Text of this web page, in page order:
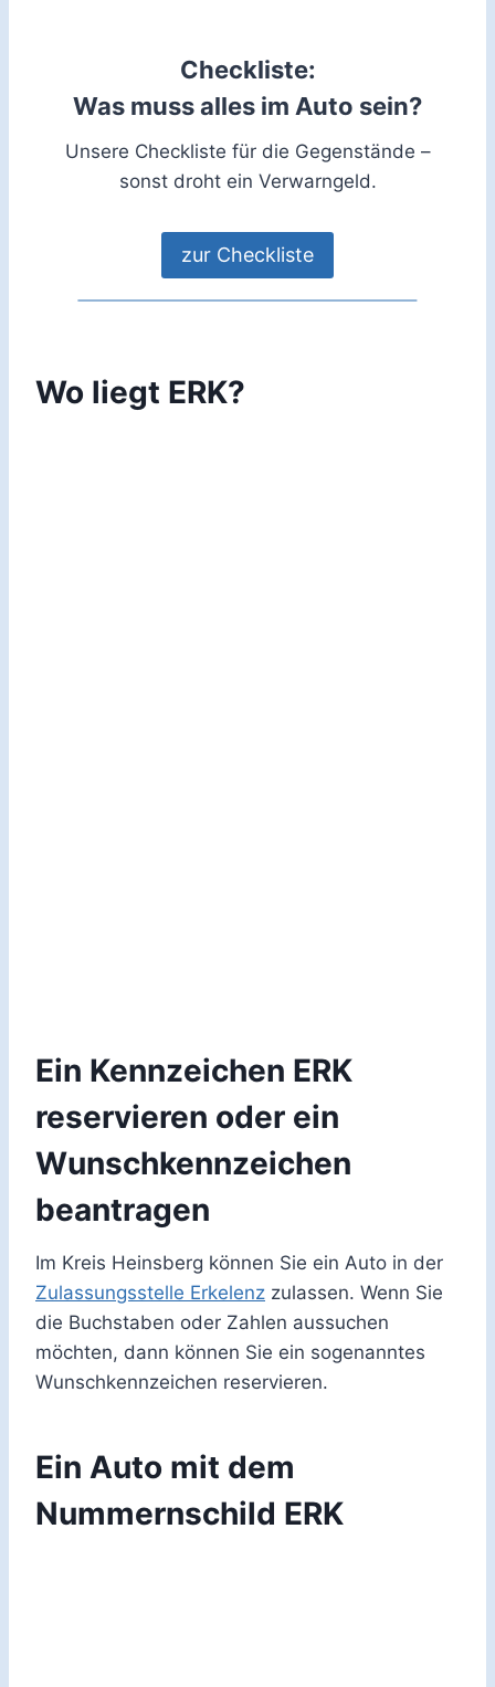
Checkliste:
Was muss alles im Auto sein?
Unsere Checkliste für die Gegenstände –
sonst droht ein Verwarngeld.
zur Checkliste
Wo liegt ERK?
Ein Kennzeichen ERK
reservieren oder ein
Wunschkennzeichen
beantragen
Im Kreis Heinsberg können Sie ein Auto in der
Zulassungsstelle Erkelenz zulassen. Wenn Sie
die Buchstaben oder Zahlen aussuchen
möchten, dann können Sie ein sogenanntes
Wunschkennzeichen reservieren.
Ein Auto mit dem
Nummernschild ERK